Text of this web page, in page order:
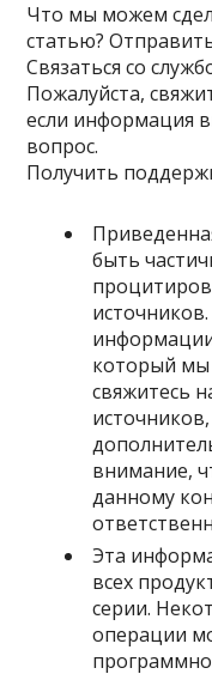
Что мы можем
статью?
Связаться со
Пожалуйста,
если информация
вопрос.
Получить
быть
который мы
свяжитесь
внимание,
данному
Эта
всех
серии.
операции